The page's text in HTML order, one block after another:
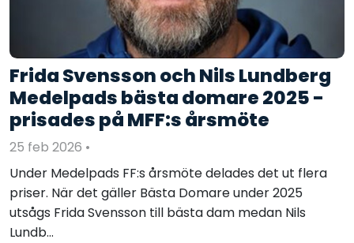
Frida Svensson och Nils Lundberg
Medelpads bästa domare 2025 -
prisades på MFF:s årsmöte
25 feb 2026 •
Under Medelpads FF:s årsmöte delades det ut flera
priser. När det gäller Bästa Domare under 2025
utsågs Frida Svensson till bästa dam medan Nils
Lundb...